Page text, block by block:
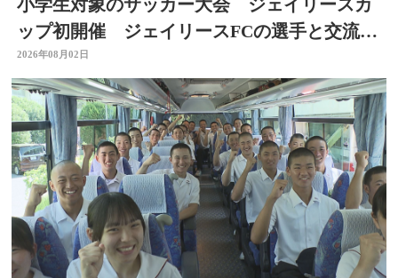
小学生対象のサッカー大会 ジェイリースカ
ップ初開催 ジェイリースFCの選手と交流
も 大分
2026年08月02日